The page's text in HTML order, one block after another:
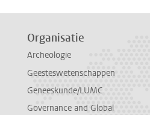
Organisatie
Archeologie
Geesteswetenschappen
Geneeskunde/LUMC
Governance and Global